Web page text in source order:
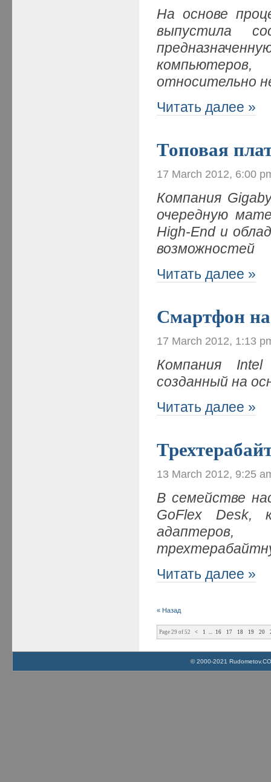
На основе
выпустила
относительно
Читать далее »
Топовая
17 March 2012, 6:00
Компания
очередную
High-End и
возможностей
Читать далее »
Смартфон
17 March 2012, 1:13
Компания
созданный на
Читать далее »
13 March 2012, 9:25
В семействе
GoFlex Desk,
Читать далее »
« Назад
Page 29 of 52 < 1 16 17 18 19 20
© 2000-2021